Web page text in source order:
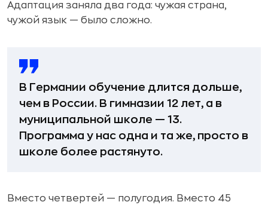
Адаптация заняла два года: чужая страна,
чужой язык — было сложно.
В Германии обучение длится дольше,
чем в России. В гимназии 12 лет, а в
муниципальной школе — 13.
Программа у нас одна и та же, просто в
школе более растянуто.
Вместо четвертей — полугодия. Вместо 45